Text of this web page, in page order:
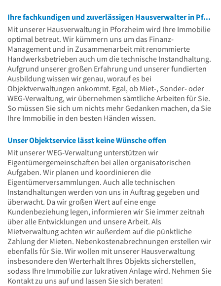
Ihre fachkundigen und zuverlässigen Hausverwalter in Pforzheim
Mit unserer Hausverwaltung in Pforzheim wird Ihre Immobilie
optimal betreut. Wir kümmern uns um das Finanz-
Management und in Zusammenarbeit mit renommierte
Handwerksbetrieben auch um die technische Instandhaltung.
Aufgrund unserer großen Erfahrung und unserer fundierten
Ausbildung wissen wir genau, worauf es bei
Objektverwaltungen ankommt. Egal, ob Miet-, Sonder- oder
WEG-Verwaltung, wir übernehmen sämtliche Arbeiten für Sie.
So müssen Sie sich um nichts mehr Gedanken machen, da Sie
Ihre Immobilie in den besten Händen wissen.
Unser Objektservice lässt keine Wünsche offen
Mit unserer WEG-Verwaltung unterstützen wir
Eigentümergemeinschaften bei allen organisatorischen
Aufgaben. Wir planen und koordinieren die
Eigentümerversammlungen. Auch alle technischen
Instandhaltungen werden von uns in Auftrag gegeben und
überwacht. Da wir großen Wert auf eine enge
Kundenbeziehung legen, informieren wir Sie immer zeitnah
über alle Entwicklungen und unsere Arbeit. Als
Mietverwaltung achten wir außerdem auf die pünktliche
Zahlung der Mieten. Nebenkostenabrechnungen erstellen wir
ebenfalls für Sie. Wir wollen mit unserer Hausverwaltung
insbesondere den Werterhalt Ihres Objekts sicherstellen,
sodass Ihre Immobilie zur lukrativen Anlage wird. Nehmen Sie
Kontakt zu uns auf und lassen Sie sich beraten!